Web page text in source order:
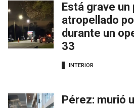
Está grave
atropellado
durante un
33
INTERIOR
Pérez: murió